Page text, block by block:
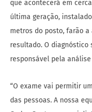
que acontecerá em
última geração,
metros do posto, farão
resultado. O
responsável pela
“O exame vai permitir
das pessoas. A nossa